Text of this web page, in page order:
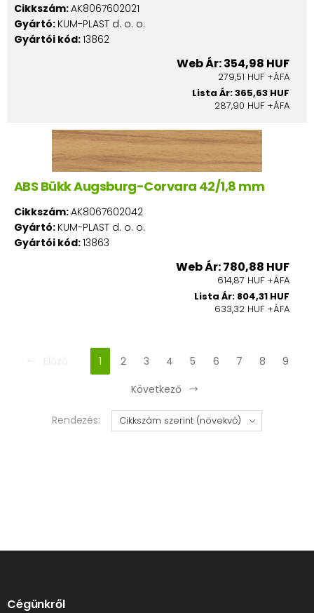
Cikkszám:AK8067602021
Gyártó: KUM-PLAST d. o. o.
Gyártói kód:13862
Web Ár: 354,98 HUF
279,51 HUF +ÁFA
Lista Ár: 365,63 HUF
287,90 HUF +ÁFA
ABS Bükk Augsburg-Corvara 42/1,8 mm
Cikkszám:AK8067602042
Gyártó: KUM-PLAST d. o. o.
Gyártói kód:13863
Web Ár: 780,88 HUF
614,87 HUF +ÁFA
Lista Ár: 804,31 HUF
633,32 HUF +ÁFA
1 2 3 4 5 6 7 8
9
Következő
Rendezés:
Cégünkről